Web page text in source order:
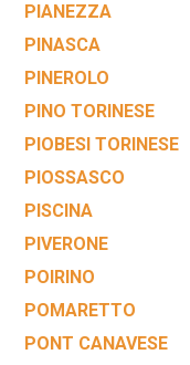
PIANEZZA
PINASCA
PINEROLO
PINO TORINESE
PIOBESI TORINESE
PIOSSASCO
PISCINA
PIVERONE
POIRINO
POMARETTO
PONT CANAVESE